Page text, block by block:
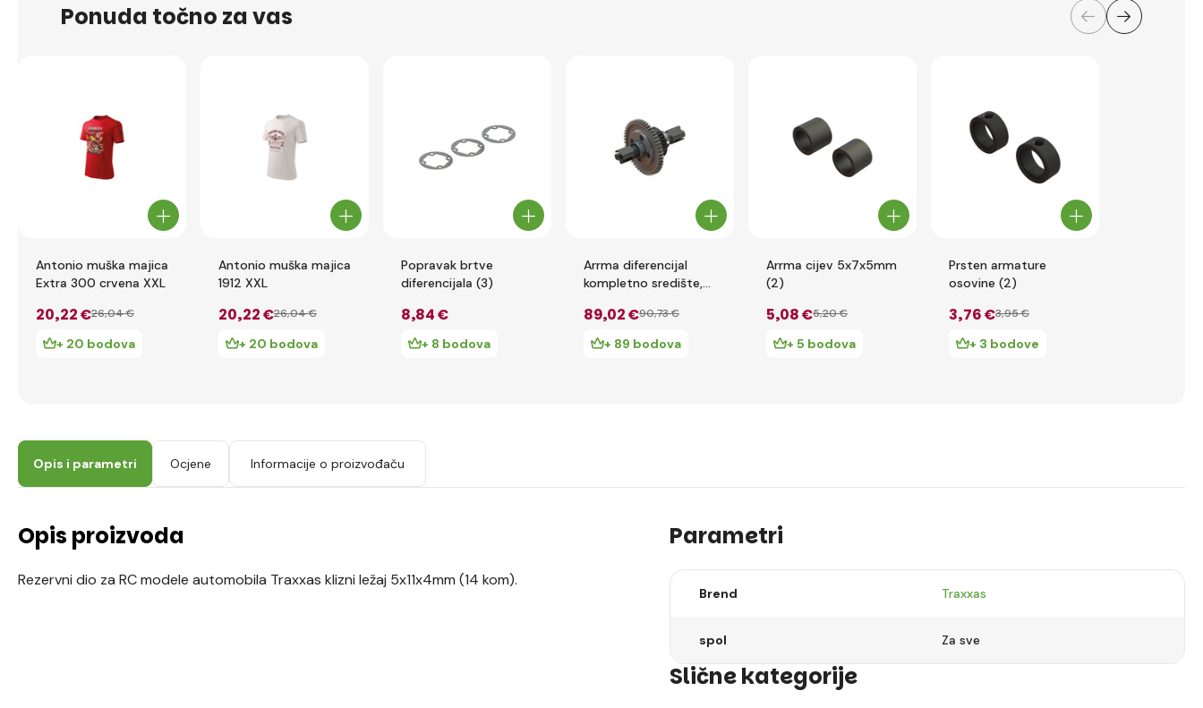
Ponuda točno za vas
Antonio muška majica
Extra 300 crvena XXL
20,22 €26,04 €
+ 20 bodova
Antonio muška majica
1912 XXL
20,22 €26,04 €
+ 20 bodova
Popravak brtve
diferencijala (3)
8,84 €
+ 8 bodova
Arrma diferencijal
kompletno središte,
100k
89,02 €90,73 €
+ 89 bodova
Arrma cijev 5x7x5mm
(2)
5,08 €5,20 €
+ 5 bodova
Prsten armature
osovine (2)
3,76 €3,95 €
+ 3 bodove
Opis i parametri Ocjene Informacije o proizvođaču
Opis proizvoda
Rezervni dio za RC modele automobila Traxxas klizni ležaj 5x11x4mm (14 kom).
Parametri
Brend Traxxas
spol Za sve
Slične kategorije